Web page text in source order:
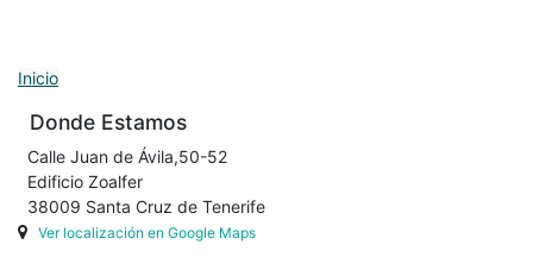
Inicio
Donde Estamos
Calle Juan de Ávila,50-52
Edificio Zoalfer
38009 Santa Cruz de Tenerife
Ver localización en Google Maps